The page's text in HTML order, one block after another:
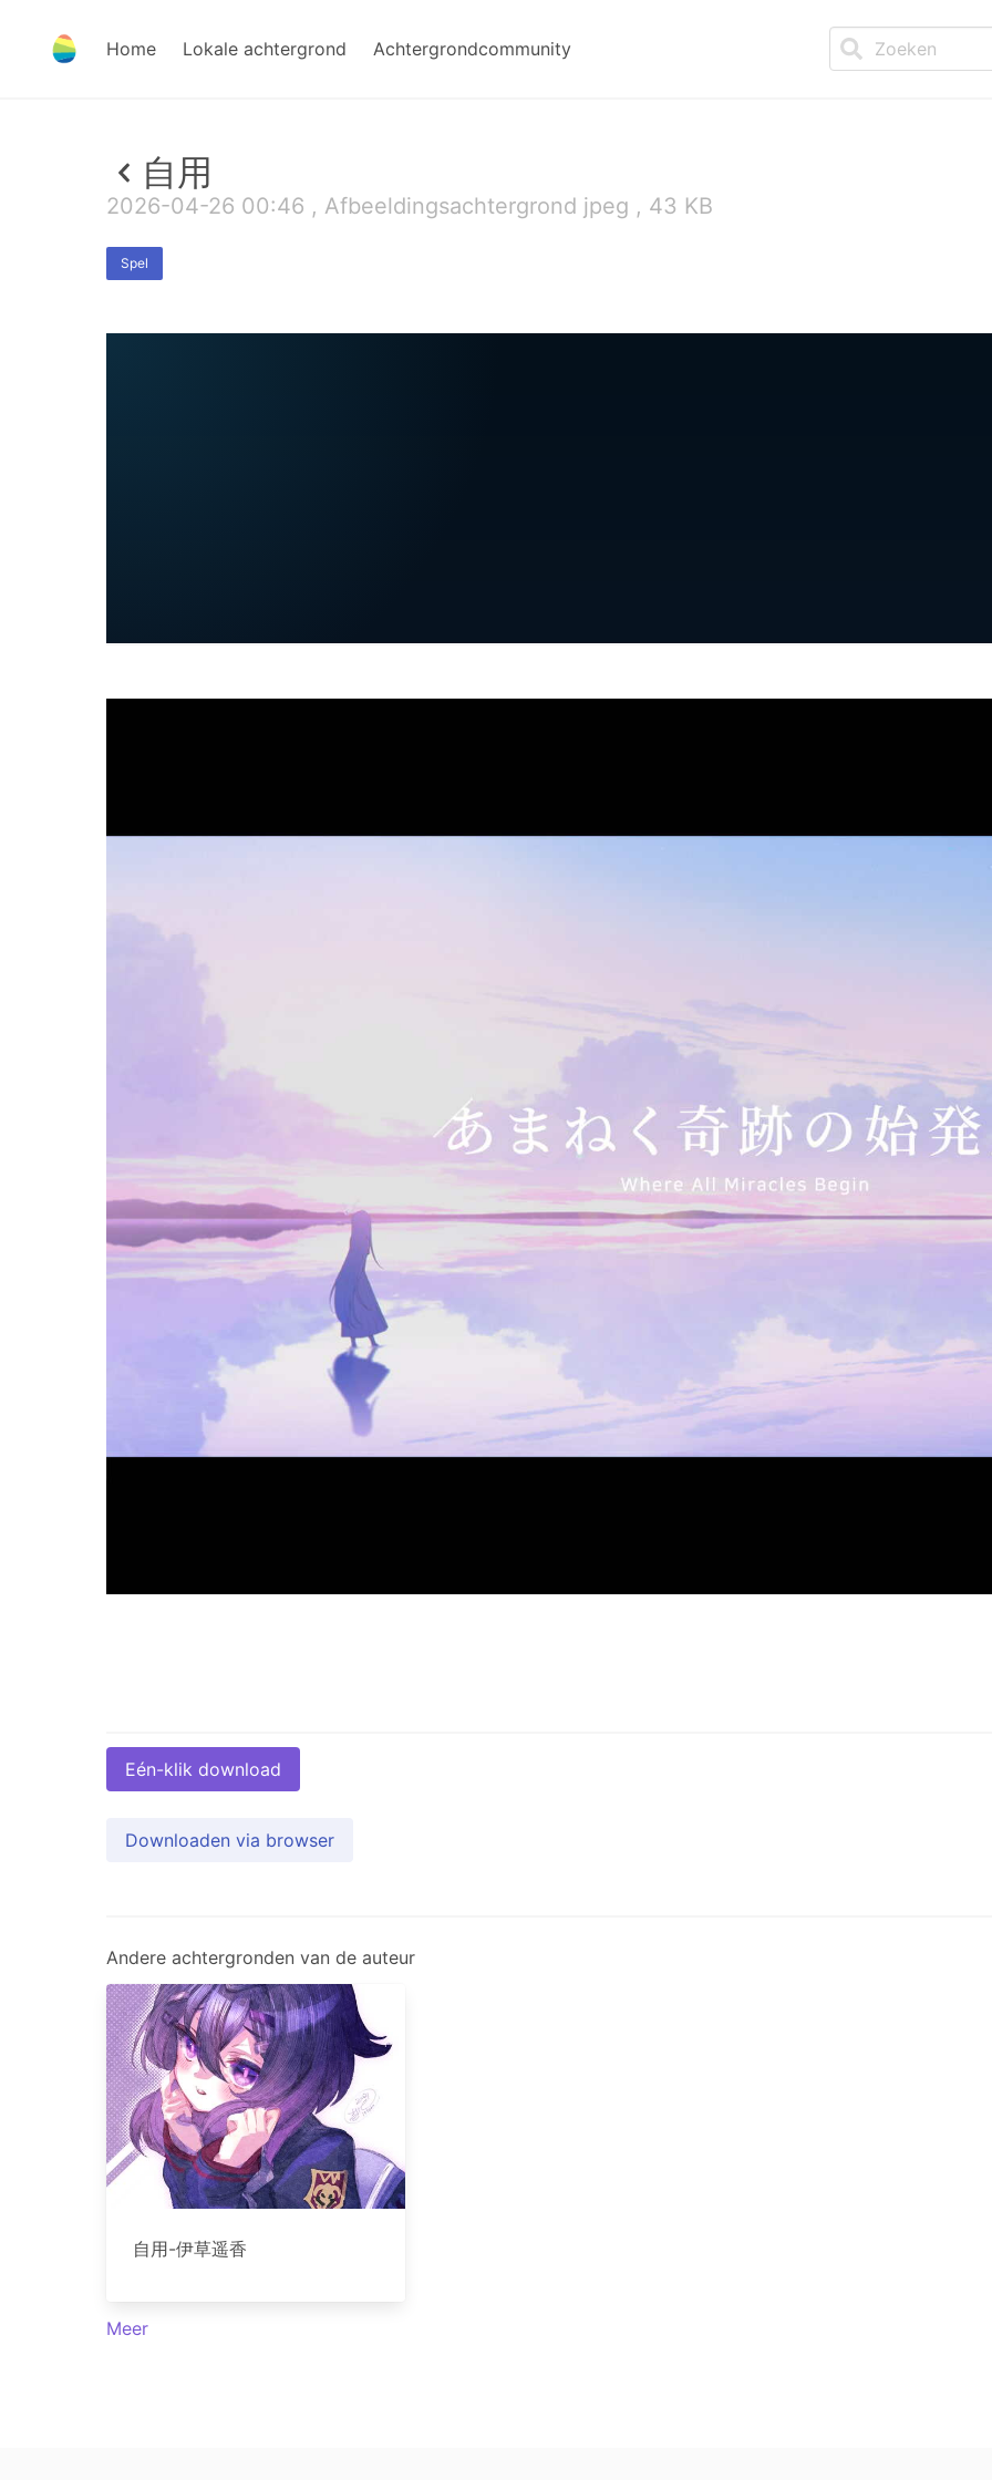
Home Lokale achtergrond Achtergrondcommunity
自用
2026-04-26 00:46 , Afbeeldingsachtergrond jpeg , 43 KB
Spel
Eén-klik download
Downloaden via browser
Andere achtergronden van de auteur
自用-伊草遥香
Meer